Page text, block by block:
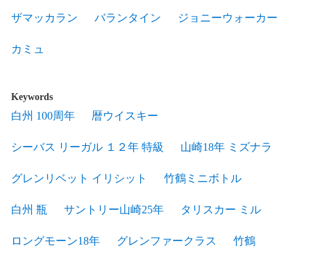
ザマッカラン バランタイン ジョニーウォーカー
カミュ
Keywords
白州 100周年 暦ウイスキー
シーバス リーガル １２年 特級 山崎18年 ミズナラ
グレンリベット イリシット 竹鶴ミニボトル
白州 瓶 サントリー山崎25年 タリスカー ミル
ロングモーン18年 グレンファークラス 竹鶴